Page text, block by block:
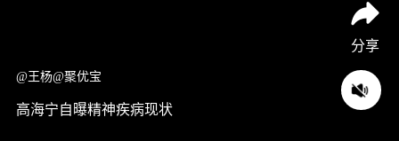
@王杨@聚优宝
高海宁自曝精神疾病现状
分享